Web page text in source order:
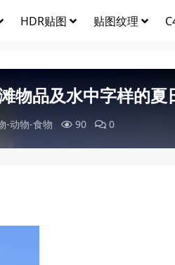
HDR贴图 贴图纹理
物品及水中字样的夏
-动物-食物 90 0